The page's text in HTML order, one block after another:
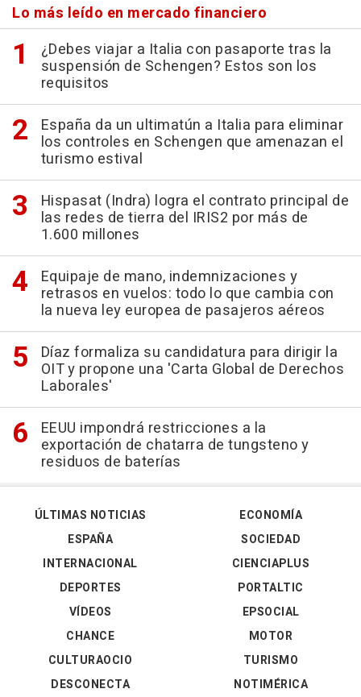
Lo más leído en mercado financiero
¿Debes viajar a Italia con pasaporte tras la
suspensión de Schengen? Estos son los
requisitos
España da un ultimatún a Italia para eliminar
los controles en Schengen que amenazan el
turismo estival
Hispasat (Indra) logra el contrato principal de
las redes de tierra del IRIS2 por más de
1.600 millones
Equipaje de mano, indemnizaciones y
retrasos en vuelos: todo lo que cambia con
la nueva ley europea de pasajeros aéreos
Díaz formaliza su candidatura para dirigir la
OIT y propone una 'Carta Global de Derechos
Laborales'
EEUU impondrá restricciones a la
exportación de chatarra de tungsteno y
residuos de baterías
ÚLTIMAS NOTICIAS
ESPAÑA
INTERNACIONAL
DEPORTES
VÍDEOS
ECONOMÍA
SOCIEDAD
CIENCIAPLUS
PORTALTIC
EPSOCIAL
CHANCE
CULTURAOCIO
DESCONECTA
MOTOR
TURISMO
NOTIMÉRICA